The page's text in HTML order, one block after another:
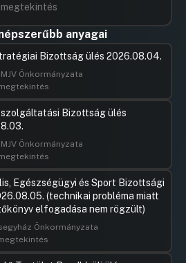
megtekintés
anyagai
Bizottság ülés 2026.08.04.
Önkormányzata
Bizottság ülés
Önkormányzata
Egészségügyi és Sport Bizottsági
(technikai probléma miatt
elfogadása nem rögzült)
Önkormányzata